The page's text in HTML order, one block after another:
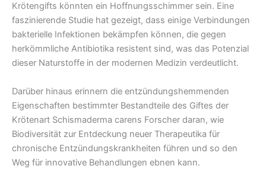
Krötengifts könnten ein Hoffnungsschimmer sein. Eine
faszinierende Studie hat gezeigt, dass einige Verbindungen
bakterielle Infektionen bekämpfen können, die gegen
herkömmliche Antibiotika resistent sind, was das Potenzial
dieser Naturstoffe in der modernen Medizin verdeutlicht.
Darüber hinaus erinnern die entzündungshemmenden
Eigenschaften bestimmter Bestandteile des Giftes der
Krötenart Schismaderma carens Forscher daran, wie
Biodiversität zur Entdeckung neuer Therapeutika für
chronische Entzündungskrankheiten führen und so den
Weg für innovative Behandlungen ebnen kann.